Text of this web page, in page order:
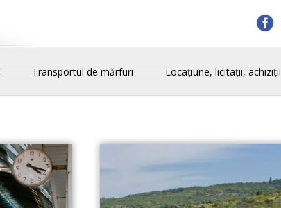
Transportul de mărfuri Locațiune, licitații, achiziții